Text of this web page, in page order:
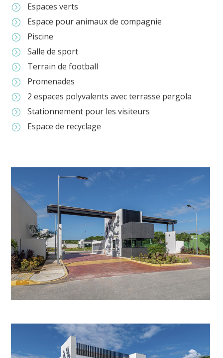
= Espaces verts
= Espace pour animaux de compagnie
= Piscine
= Salle de sport
= Terrain de football
= Promenades
= 2 espaces polyvalents avec terrasse pergola
= Stationnement pour les visiteurs
= Espace de recyclage